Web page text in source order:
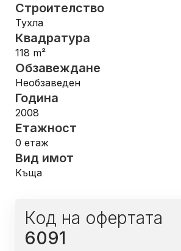
Строителство
Тухла
Квадратура
118 m²
Обзавеждане
Необзаведен
Година
2008
Етажност
0 етаж
Вид имот
Къща
Код на офертата
6091